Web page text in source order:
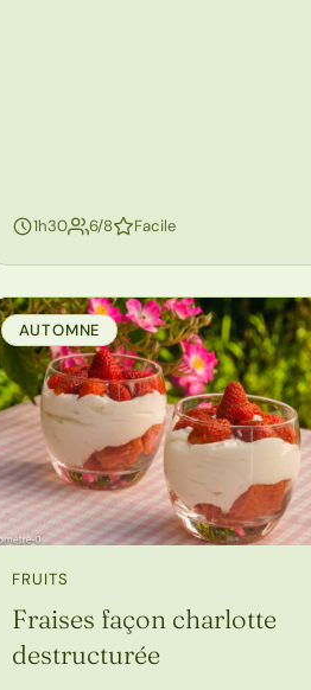
1h30 6/8personnes
Facile
AUTOMNE
FRUITS
Fraises façon charlotte
destructurée